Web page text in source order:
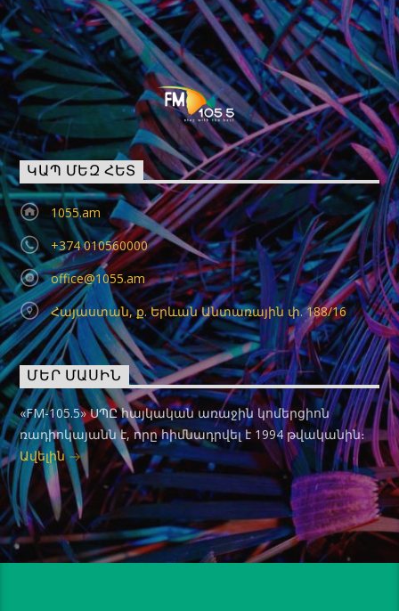
ԿԱՊ ՄԵԶ ՀԵՏ
1055.am
+374 010560000
office@1055.am
Հայաստան, ք. Երևան Անտառային փ. 188/16
ՄԵՐ ՄԱՍԻՆ
«FM-105.5» ՍՊԸ հայկական առաջին կոմերցիոն
ռադիոկայանն է, որը հիմնադրվել է 1994 թվականին։
Ավելին